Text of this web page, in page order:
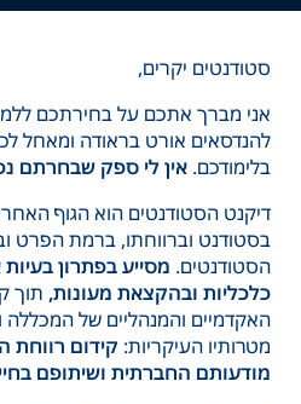
סטודנטים יקרים,
אני מברך אתכם על בחירתכם
להנדסאים אורט בראודה ומאחל
בלימודכם. אין לי ספק שבחרתם
דיקנט הסטודנטים הוא הגוף
בסטודנט וברווחתו, ברמת הפרט
הסטודנטים. מסייע בפתרון
כלכליות ובהקצאת מעונות, תוך
האקדמיים והמנהליים של המכללה
מטרותיו העיקריות: קידום רווחת
מודעותם החברתית ושיתופם